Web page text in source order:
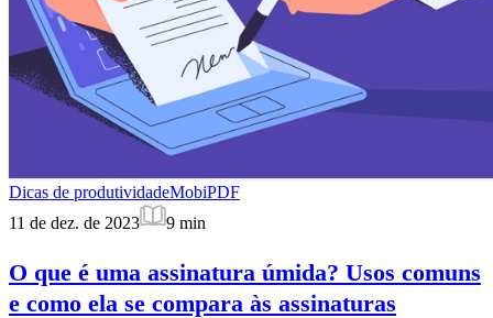
Dicas de produtividadeMobiPDF
11 de dez. de 2023
9 min
O que é uma assinatura úmida? Usos comuns
e como ela se compara às assinaturas